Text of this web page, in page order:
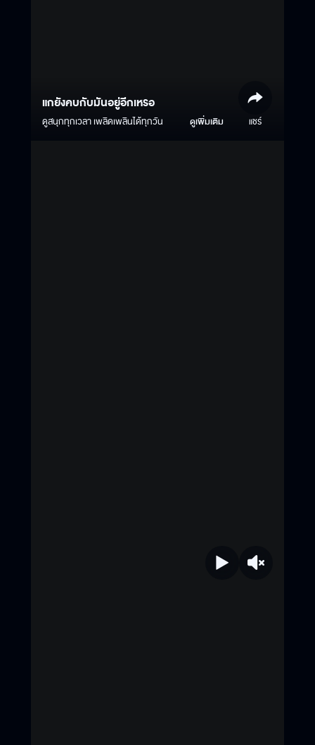
แกยังคบกับมันอยู่อีกเหรอ
ดูสนุกทุกเวลา เพลิดเพลินได้ทุกวัน ดูเพิ่มเติม แชร์